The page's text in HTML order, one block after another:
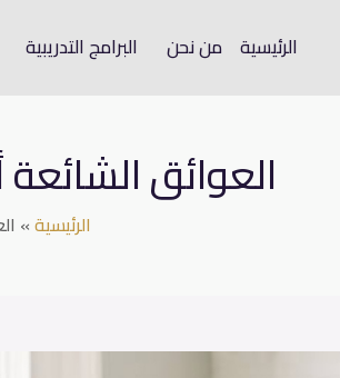
الرئيسية من نحن البرامج التدريبية
العوائق
الرئيسية»